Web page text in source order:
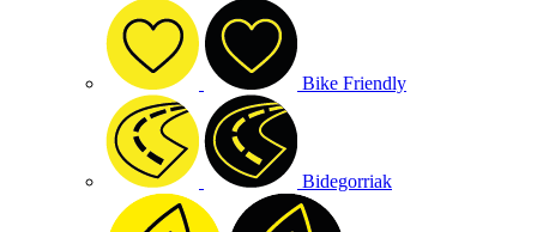
Bike Friendly
Bidegorriak